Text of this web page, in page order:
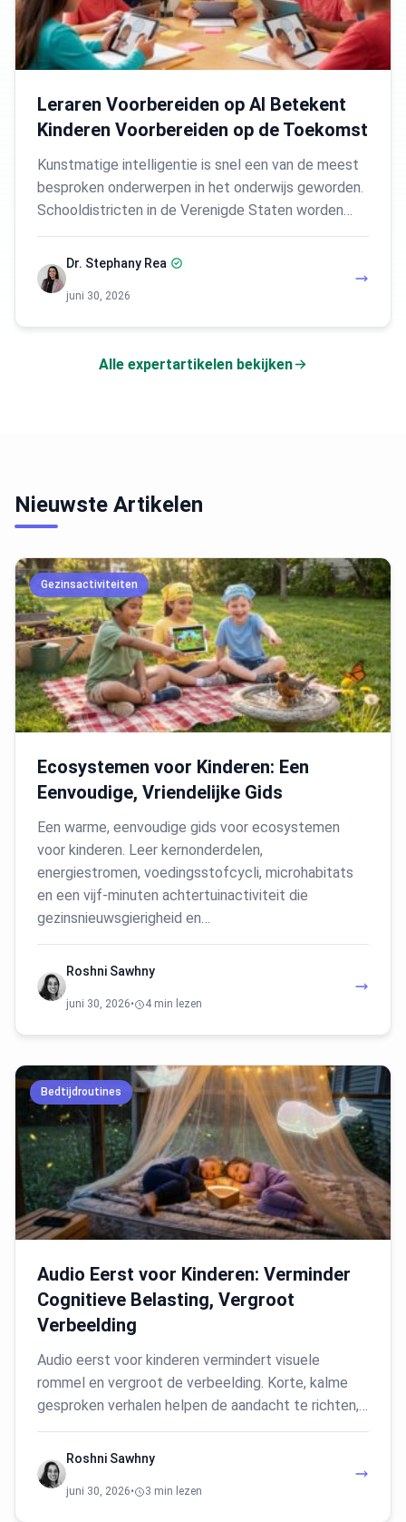
Leraren Voorbereiden op AI Betekent
Kinderen Voorbereiden op de Toekomst
Kunstmatige intelligentie is snel een van de meest
besproken onderwerpen in het onderwijs geworden.
Schooldistricten in de Verenigde Staten worden…
Dr. Stephany Rea
juni 30, 2026
Alle expertartikelen bekijken
Nieuwste Artikelen
Gezinsactiviteiten
Ecosystemen voor Kinderen: Een
Eenvoudige, Vriendelijke Gids
Een warme, eenvoudige gids voor ecosystemen
voor kinderen. Leer kernonderdelen,
energiestromen, voedingsstofcycli, microhabitats
en een vijf-minuten achtertuinactiviteit die
gezinsnieuwsgierigheid en…
Roshni Sawhny
juni 30, 2026• 4 min lezen
Bedtijdroutines
Audio Eerst voor Kinderen: Verminder
Cognitieve Belasting, Vergroot
Verbeelding
Audio eerst voor kinderen vermindert visuele
rommel en vergroot de verbeelding. Korte, kalme
gesproken verhalen helpen de aandacht te richten,…
Roshni Sawhny
juni 30, 2026• 3 min lezen